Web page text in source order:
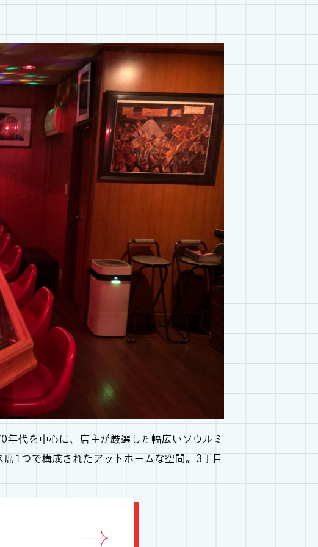
代を中心に、店主が厳選した幅広いソウルミ
1つで構成されたアットホームな空間。3丁目